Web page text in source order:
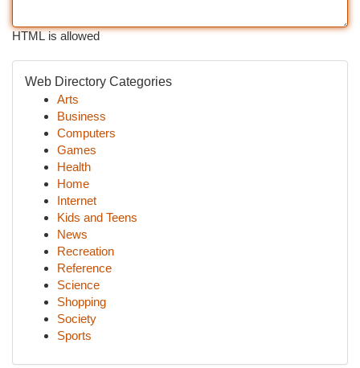
HTML is allowed
Web Directory Categories
Arts
Business
Computers
Games
Health
Home
Internet
Kids and Teens
News
Recreation
Reference
Science
Shopping
Society
Sports